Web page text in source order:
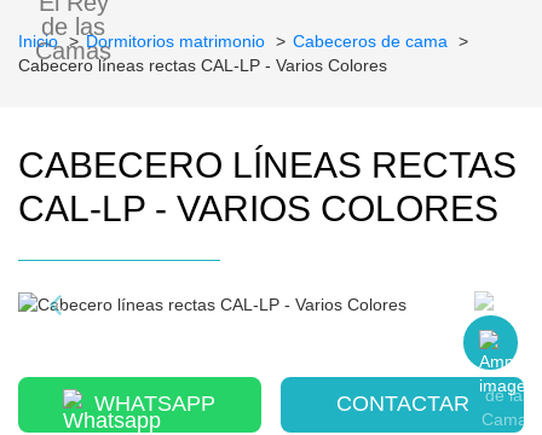
Inicio Dormitorios matrimonio
Cabeceros de cama
Cabecero líneas rectas CAL-LP - Varios Colores
CABECERO LÍNEAS RECTAS
CAL-LP - VARIOS COLORES
WHATSAPP CONTACTAR